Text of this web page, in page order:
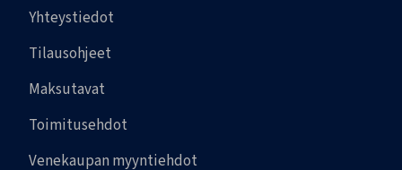
Yhteystiedot
Tilausohjeet
Maksutavat
Toimitusehdot
Venekaupan myyntiehdot